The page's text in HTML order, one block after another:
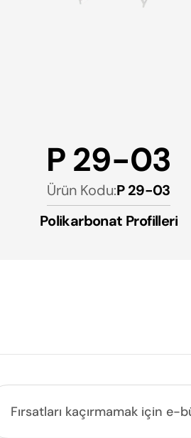
P 29-03
Ürün Kodu:P 29-03
Polikarbonat Profilleri